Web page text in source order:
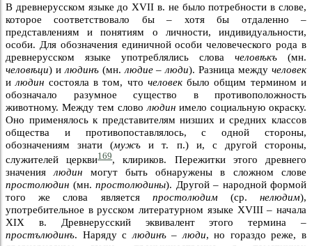
В древнерусском языке до XVII в. не было потребности в слове,
которое соответствовало бы – хотя бы отдаленно –
представлениям и понятиям о личности, индивидуальности,
особи. Для обозначения единичной особи человеческого рода в
древнерусском языке употреблялись слова человѣкъ (мн.
человѣци) и людинъ(мн. людие–люди). Разница междучеловек
илюдин состояла в том, что человекбыло общим термином и
обозначало разумное существо в противоположность
животному. Между тем слово людин имело социальную окраску.
Оно применялось к представителям низших и средних классов
общества и противопоставлялось, с одной стороны,
обозначениям знати (мужъ и т. п.) и, с другой стороны,
служителей церкви169, клириков. Пережитки этого древнего
значениялюдин могут быть обнаружены в сложном слове
простолюдин (мн. простолюдины). Другой – народной формой
того же слова является простолюдим(ср.нелюдим),
употребительное в русском литературном языке XVIII – начала
XIX в. Древнерусский эквивалент этого термина –
простълюдинъ. Наряду с людинъ – люди, но гораздо реже, в